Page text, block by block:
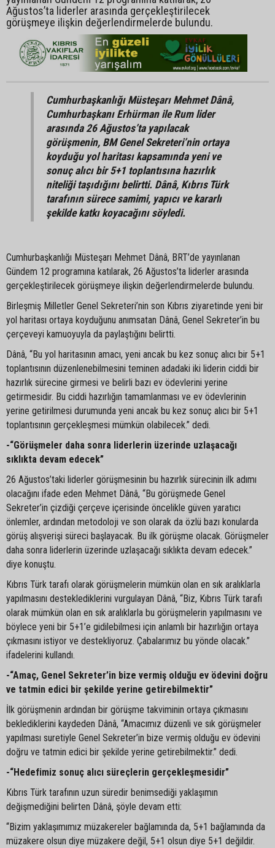
Ağustos’ta liderler arasında gerçekleştirilecek
görüşmeye ilişkin değerlendirmelerde bulundu.
Cumhurbaşkanlığı Müsteşarı Mehmet Dânâ,
Cumhurbaşkanı Erhürman ile Rum lider
arasında 26 Ağustos’ta yapılacak
görüşmenin, BM Genel Sekreteri’nin ortaya
koyduğu yol haritası kapsamında yeni ve
sonuç alıcı bir 5+1 toplantısına hazırlık
niteliği taşıdığını belirtti. Dânâ, Kıbrıs Türk
tarafının sürece samimi, yapıcı ve kararlı
şekilde katkı koyacağını söyledi.
Cumhurbaşkanlığı Müsteşarı Mehmet Dânâ, BRT’de yayınlanan
Gündem 12 programına katılarak, 26 Ağustos’ta liderler arasında
gerçekleştirilecek görüşmeye ilişkin değerlendirmelerde bulundu.
Birleşmiş Milletler Genel Sekreteri’nin son Kıbrıs ziyaretinde yeni bir
yol haritası ortaya koyduğunu anımsatan Dânâ, Genel Sekreter’in bu
çerçeveyi kamuoyuyla da paylaştığını belirtti.
Dânâ, “Bu yol haritasının amacı, yeni ancak bu kez sonuç alıcı bir 5+1
toplantısının düzenlenebilmesini teminen adadaki iki liderin ciddi bir
hazırlık sürecine girmesi ve belirli bazı ev ödevlerini yerine
getirmesidir. Bu ciddi hazırlığın tamamlanması ve ev ödevlerinin
yerine getirilmesi durumunda yeni ancak bu kez sonuç alıcı bir 5+1
toplantısının gerçekleşmesi mümkün olabilecek.” dedi.
-“Görüşmeler daha sonra liderlerin üzerinde uzlaşacağı
sıklıkta devam edecek”
26 Ağustos’taki liderler görüşmesinin bu hazırlık sürecinin ilk adımı
olacağını ifade eden Mehmet Dânâ, “Bu görüşmede Genel
Sekreter’in çizdiği çerçeve içerisinde öncelikle güven yaratıcı
önlemler, ardından metodoloji ve son olarak da özlü bazı konularda
görüş alışverişi süreci başlayacak. Bu ilk görüşme olacak. Görüşmeler
daha sonra liderlerin üzerinde uzlaşacağı sıklıkta devam edecek.”
diye konuştu.
Kıbrıs Türk tarafı olarak görüşmelerin mümkün olan en sık aralıklarla
yapılmasını desteklediklerini vurgulayan Dânâ, “Biz, Kıbrıs Türk tarafı
olarak mümkün olan en sık aralıklarla bu görüşmelerin yapılmasını ve
böylece yeni bir 5+1’e gidilebilmesi için anlamlı bir hazırlığın ortaya
çıkmasını istiyor ve destekliyoruz. Çabalarımız bu yönde olacak.”
ifadelerini kullandı.
-“Amaç, Genel Sekreter’in bize vermiş olduğu ev ödevini doğru
ve tatmin edici bir şekilde yerine getirebilmektir”
İlk görüşmenin ardından bir görüşme takviminin ortaya çıkmasını
beklediklerini kaydeden Dânâ, “Amacımız düzenli ve sık görüşmeler
yapılması suretiyle Genel Sekreter’in bize vermiş olduğu ev ödevini
doğru ve tatmin edici bir şekilde yerine getirebilmektir.” dedi.
-“Hedefimiz sonuç alıcı süreçlerin gerçekleşmesidir”
Kıbrıs Türk tarafının uzun süredir benimsediği yaklaşımın
değişmediğini belirten Dânâ, şöyle devam etti:
“Bizim yaklaşımımız müzakereler bağlamında da, 5+1 bağlamında da
müzakere olsun diye müzakere değil, 5+1 olsun diye 5+1 değildir.